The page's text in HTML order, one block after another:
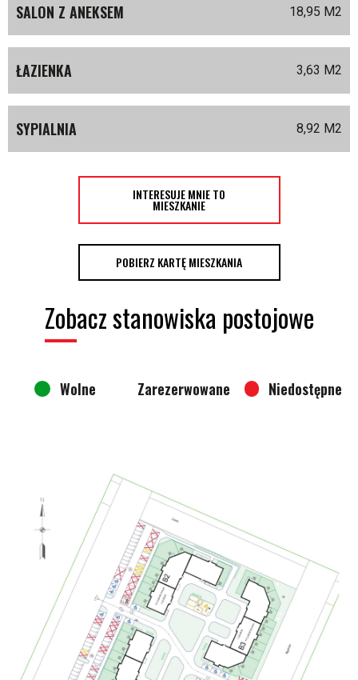
SALON Z ANEKSEM 18,95 M2
ŁAZIENKA 3,63 M2
SYPIALNIA 8,92 M2
INTERESUJE MNIE TO
MIESZKANIE
POBIERZ KARTĘ MIESZKANIA
Zobacz stanowiska postojowe
Wolne Zarezerwowane Niedostępne